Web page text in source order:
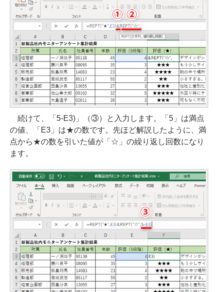
続けて、「5-E3)」（③）と入力します。「5」は満点
の値、「E3」は★の数です。先ほど解説したように、満
点から★の数を引いた値が「☆」の繰り返し回数になり
ます。